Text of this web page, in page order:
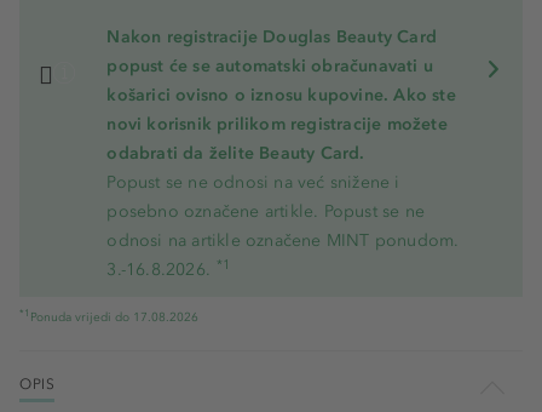
Nakon registracije Douglas Beauty Card
popust će se automatski obračunavati u
košarici ovisno o iznosu kupovine. Ako ste
novi korisnik prilikom registracije možete
odabrati da želite Beauty Card.
Popust se ne odnosi na već snižene i
posebno označene artikle. Popust se ne
odnosi na artikle označene MINT ponudom.
3.-16.8.2026. *1
*1 Ponuda vrijedi do 17.08.2026
OPIS